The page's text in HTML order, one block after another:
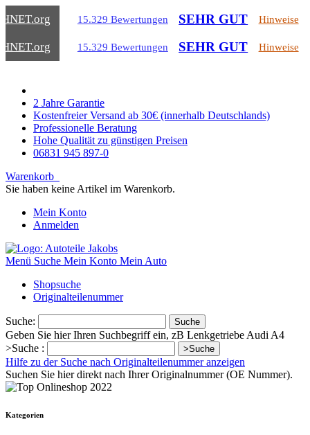
.org 15.329 Bewertungen SEHR GUT Hinweise
.org 15.329 Bewertungen SEHR GUT Hinweise
2 Jahre Garantie
Kostenfreier Versand ab 30€ (innerhalb Deutschlands)
Professionelle Beratung
Hohe Qualität zu günstigen Preisen
06831 945 897-0
Warenkorb
Sie haben keine Artikel im Warenkorb.
Mein Konto
Anmelden
Menü Suche Mein Konto Mein Auto
Shopsuche
Originalteilenummer
Suche: Suche
Geben Sie hier Ihren Suchbegriff ein, zB Lenkgetriebe Audi A4
>Suche :
>Suche
Hilfe zu der Suche nach Originalteilenummer anzeigen
Suchen Sie hier direkt nach Ihrer Originalnummer (OE Nummer).
Kategorien